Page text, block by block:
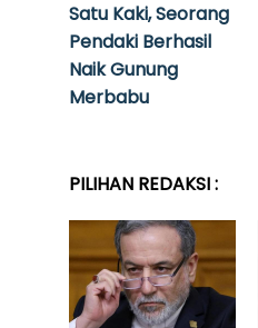
Satu Kaki, Seorang
Pendaki Berhasil
Naik Gunung
Merbabu
PILIHAN REDAKSI :